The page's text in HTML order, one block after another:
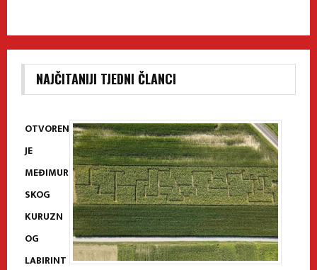
NAJČITANIJI TJEDNI ČLANCI
OTVOREN
JE
MEĐIMUR
SKOG
KURUZN
OG
LABIRINT